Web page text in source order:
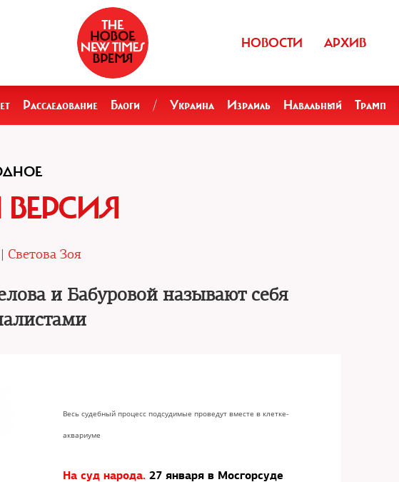
НОВОСТИ АРХИВ
Расследование Блоги / Украина Израиль Навальный Трамп
ВЕРСИЯ
Светова Зоя
и Бабуровой называют себя
Весь судебный процесс подсудимые проведут вместе в клетке-
аквариуме
На суд народа. 27 января в Мосгорсуде